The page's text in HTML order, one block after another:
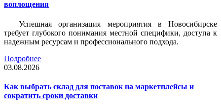
воплощения
Успешная организация мероприятия в Новосибирске
требует глубокого понимания местной специфики, доступа к
надежным ресурсам и профессионального подхода.
Подробнее
03.08.2026
Как выбрать склад для поставок на маркетплейсы и
сократить сроки доставки